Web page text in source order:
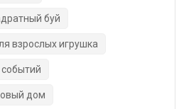
буй
взрослых игрушка
дом